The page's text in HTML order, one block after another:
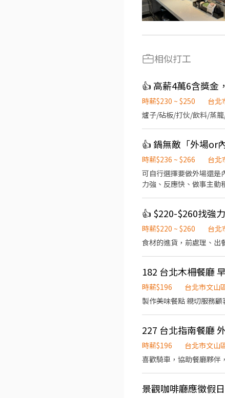
相似打工
👍 高薪4萬6含獎金
時薪$230 ~ $250
台北
爐子/砧板/打伙/飲料/蒸
👍 鍋無敵「外場or
時薪$236 ~ $266
台北
可自行選擇要做外場還是內場PT 投履歷
力強、反應快、做事主動積極 時薪$246起（徵
乾、飲料
👍 $220-$260找強
時薪$220 ~ $260
台北
食材的進貨，前處理、出
182 台北木柵餐廳
時薪$196
台北市文山
製作美味餐點 親切服務
227 台北指南餐廳
時薪$196
台北市文山
喜歡騎車，協助餐廳夥伴
景觀咖啡廳應徵假